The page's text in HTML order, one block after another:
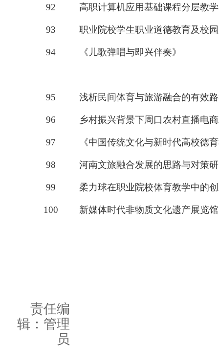
92 高职计算机应用基础课程分层教
93 职业院校学生职业道德教育及校
94 《 儿歌弹唱与即兴伴奏》
95 浅析民间体育与旅游融合的有效
96 乡村振兴背景下周口农村直播电
97 《中国传统文化与新时代高校德
98 河南文旅融合发展的思路与对策
99 柔力球在职业院校体育教学中的
100 新媒体时代非物质文化遗产展览
责任编
辑：管理
员